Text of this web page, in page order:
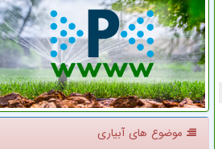
موضوع های آبیاری